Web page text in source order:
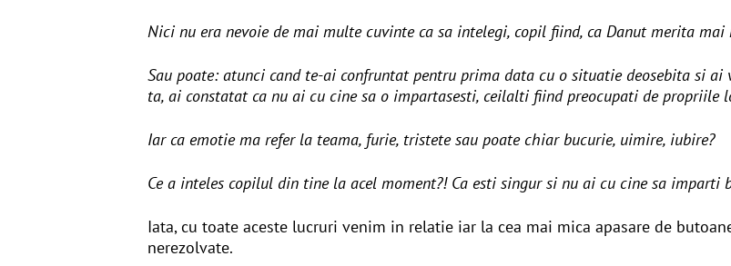
Nici nu era nevoie de mai multe cuvinte ca sa intelegi, copil fiind, ca Danut merita
Sau poate: atunci cand te-ai confruntat pentru prima data cu o situatie deosebita si
ta, ai constatat ca nu ai cu cine sa o impartasesti, ceilalti fiind preocupati de propriile
Iar ca emotie ma refer la teama, furie, tristete sau poate chiar bucurie, uimire, iubire?
Ce a inteles copilul din tine la acel moment?! Ca esti singur si nu ai cu cine sa imparti
Iata, cu toate aceste lucruri venim in relatie iar la cea mai mica apasare de
nerezolvate.